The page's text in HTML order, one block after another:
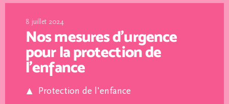
8 juillet 2024
Nos mesures d’urgence
pour la protection de
l’enfance
Protection de l'enfance